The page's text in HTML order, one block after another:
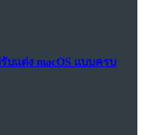
แต่ง macOS แบบครบ